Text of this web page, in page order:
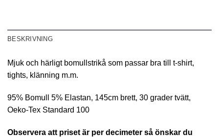
BESKRIVNING
Mjuk och härligt bomullstrikå som passar bra till t-shirt,
tights, klänning m.m.
95% Bomull 5% Elastan, 145cm brett, 30 grader tvätt,
Oeko-Tex Standard 100
Observera att priset är per decimeter så önskar du